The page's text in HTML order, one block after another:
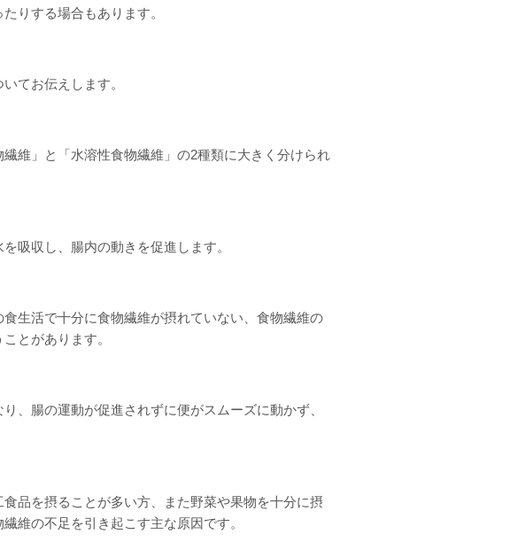
りする場合もあります。
てお伝えします。
維」と「水溶性食物繊維」の2種類に大きく分けられ
吸収し、腸内の動きを促進します。
生活で十分に食物繊維が摂れていない、食物繊維の
とがあります。
、腸の運動が促進されずに便がスムーズに動かず、
品を摂ることが多い方、また野菜や果物を十分に摂
維の不足を引き起こす主な原因です。